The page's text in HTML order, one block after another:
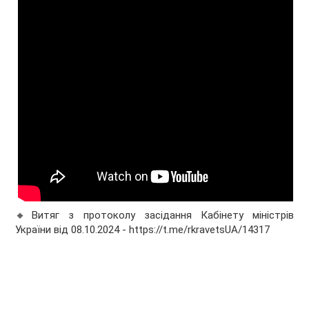
🔸Витяг з протоколу засідання Кабінету міністрів
України від 08.10.2024 - https://t.me/rkravetsUA/14317